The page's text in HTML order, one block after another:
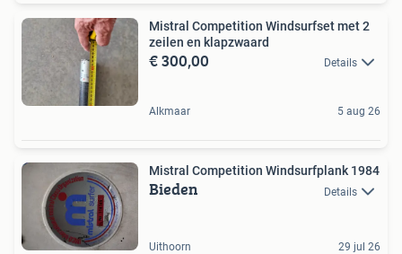
Mistral Competition Windsurfset met 2
zeilen en klapzwaard
€ 300,00 Details
Alkmaar 5 aug 26
Mistral Competition Windsurfplank 1984
Bieden Details
Uithoorn 29 jul 26